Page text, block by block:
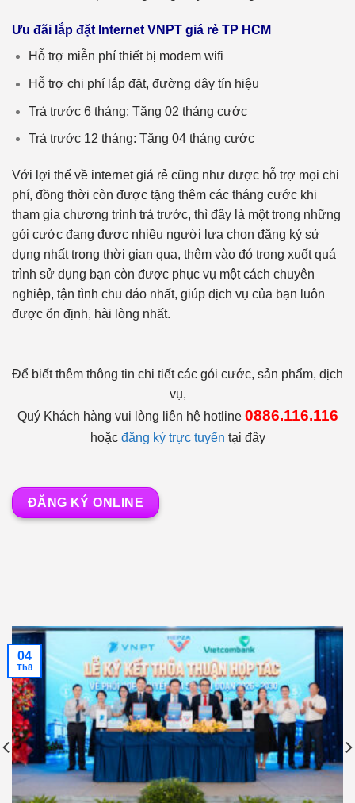
Ưu đãi lắp đặt Internet VNPT giá rẻ TP HCM
Hỗ trợ miễn phí thiết bị modem wifi
Hỗ trợ chi phí lắp đặt, đường dây tín hiệu
Trả trước 6 tháng: Tặng 02 tháng cước
Trả trước 12 tháng: Tặng 04 tháng cước
Với lợi thế về internet giá rẻ cũng như được hỗ trợ mọi chi
phí, đồng thời còn được tặng thêm các tháng cước khi
tham gia chương trình trả trước, thì đây là một trong những
gói cước đang được nhiều người lựa chọn đăng ký sử
dụng nhất trong thời gian qua, thêm vào đó trong xuốt quá
trình sử dụng bạn còn được phục vụ một cách chuyên
nghiệp, tận tình chu đáo nhất, giúp dịch vụ của bạn luôn
được ổn định, hài lòng nhất.
Để biết thêm thông tin chi tiết các gói cước, sản phẩm, dịch
vụ,
Quý Khách hàng vui lòng liên hệ hotline 0886.116.116
hoặc đăng ký trực tuyến tại đây
ĐĂNG KÝ ONLINE
04
Th8